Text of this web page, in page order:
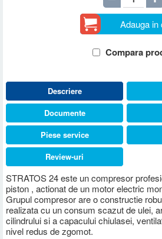
Adauga in
Compara
Descriere
STRATOS 24 este un compresor
piston , actionat de un motor electric
Grupul compresor are o constructie
realizata cu un consum scazut de ulei,
cilindrului si a capacului chiulasei,
nivel redus de zgomot.
Documente
Piese service
Review-uri